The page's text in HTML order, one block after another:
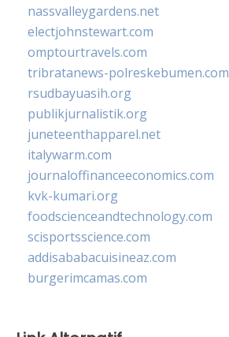
nassvalleygardens.net
electjohnstewart.com
omptourtravels.com
tribratanews-polreskebumen.com
rsudbayuasih.org
publikjurnalistik.org
juneteenthapparel.net
italywarm.com
journaloffinanceeconomics.com
kvk-kumari.org
foodscienceandtechnology.com
scisportsscience.com
addisababacuisineaz.com
burgerimcamas.com